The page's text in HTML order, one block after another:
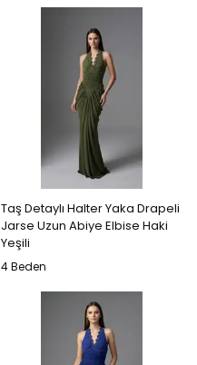
Taş Detaylı Halter Yaka Drapeli
Jarse Uzun Abiye Elbise Haki
Yeşili
4 Beden